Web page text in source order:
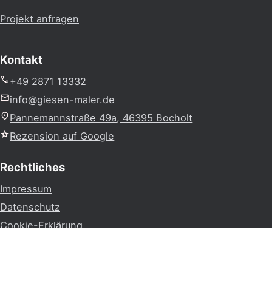
Projekt anfragen
Kontakt
+49 2871 13332
info@giesen-maler.de
Pannemannstraße 49a, 46395 Bocholt
Rezension auf Google
Rechtliches
Impressum
Datenschutz
Cookie-Erklärung